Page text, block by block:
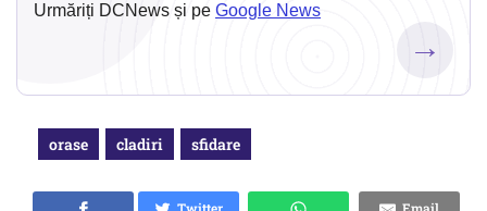
Urmăriți DCNews și pe Google News
→
orase cladiri sfidare